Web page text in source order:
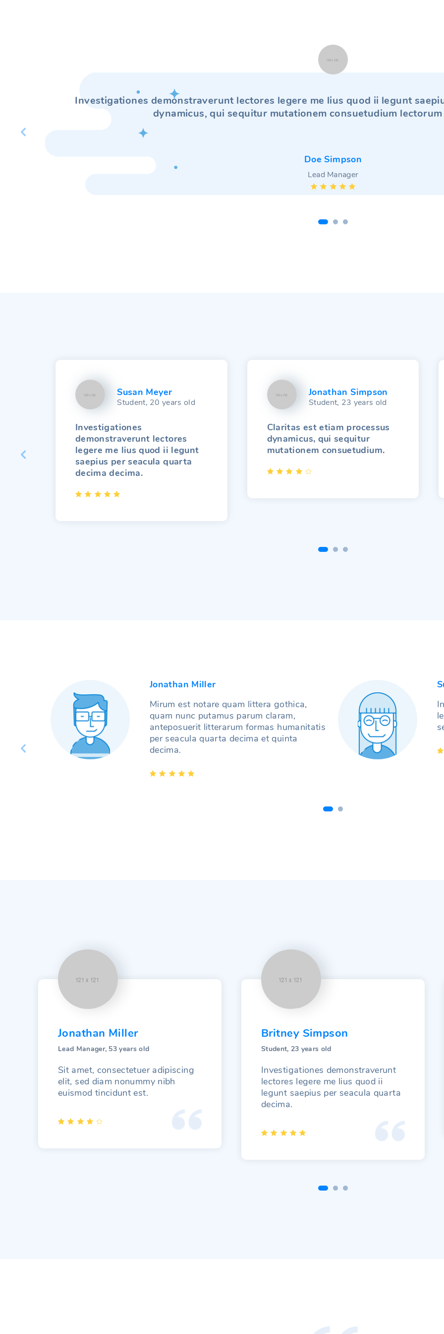
Jennifer Williams
Sales Manager
Investigationes demonstraverunt lectores legere me lius quod ii legunt
dynamicus, qui sequitur mutationem consuetudium
Doe Simpson
Lead Manager
Jonathan Simpson
Jennifer Williams
Sales Manager
Doe Simpson
Lead Manager
Susan Meyer
Student, 20 years old
Investigationes
demonstraverunt lectores
legere me lius quod ii legunt
saepius per seacula quarta
decima decima.
Jonathan Simpson
Student, 23 years old
Claritas est etiam processus
dynamicus, qui sequitur
mutationem consuetudium.
Jonathan Miller
Mirum est notare quam littera gothica,
quam nunc putamus parum claram,
anteposuerit litterarum formas humanitatis
per seacula quarta decima et quinta
decima.
Jonathan Miller
Lead Manager, 53 years old
Sit amet, consectetuer adipiscing
elit, sed diam nonummy nibh
euismod tincidunt est.
Britney Simpson
Student, 23 years old
Investigationes demonstraverunt
lectores legere me lius quod ii
legunt saepius per seacula quarta
decima.